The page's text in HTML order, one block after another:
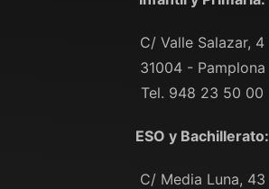
C/ Valle Salazar, 4
31004 - Pamplona
Tel. 948 23 50 00
ESO y Bachillerato:
C/ Media Luna, 43